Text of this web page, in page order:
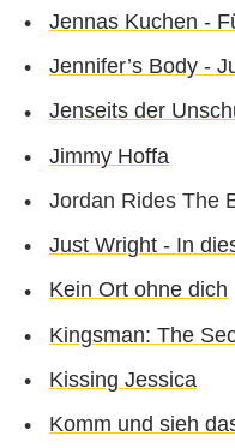
Jennas Kuchen -
Jennifer’s Body -
Jenseits der
Jimmy Hoffa
Jordan Rides The
Just Wright - In
Kein Ort ohne dich
Kingsman: The
Kissing Jessica
Komm und sieh